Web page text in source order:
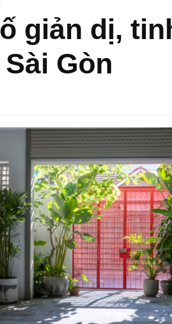
giản dị,
Gòn